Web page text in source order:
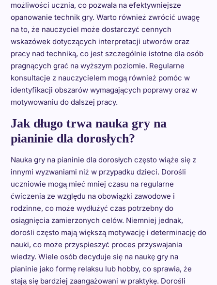
możliwości ucznia, co pozwala na efektywniejsze
opanowanie technik gry. Warto również zwrócić uwagę
na to, że nauczyciel może dostarczyć cennych
wskazówek dotyczących interpretacji utworów oraz
pracy nad techniką, co jest szczególnie istotne dla osób
pragnących grać na wyższym poziomie. Regularne
konsultacje z nauczycielem mogą również pomóc w
identyfikacji obszarów wymagających poprawy oraz w
motywowaniu do dalszej pracy.
Jak długo trwa nauka gry na
pianinie dla dorosłych?
Nauka gry na pianinie dla dorosłych często wiąże się z
innymi wyzwaniami niż w przypadku dzieci. Dorośli
uczniowie mogą mieć mniej czasu na regularne
ćwiczenia ze względu na obowiązki zawodowe i
rodzinne, co może wydłużyć czas potrzebny do
osiągnięcia zamierzonych celów. Niemniej jednak,
dorośli często mają większą motywację i determinację do
nauki, co może przyspieszyć proces przyswajania
wiedzy. Wiele osób decyduje się na naukę gry na
pianinie jako formę relaksu lub hobby, co sprawia, że
stają się bardziej zaangażowani w praktykę. Dorośli